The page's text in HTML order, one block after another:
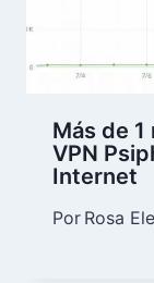
Más de
VPN
Internet
Por Rosa